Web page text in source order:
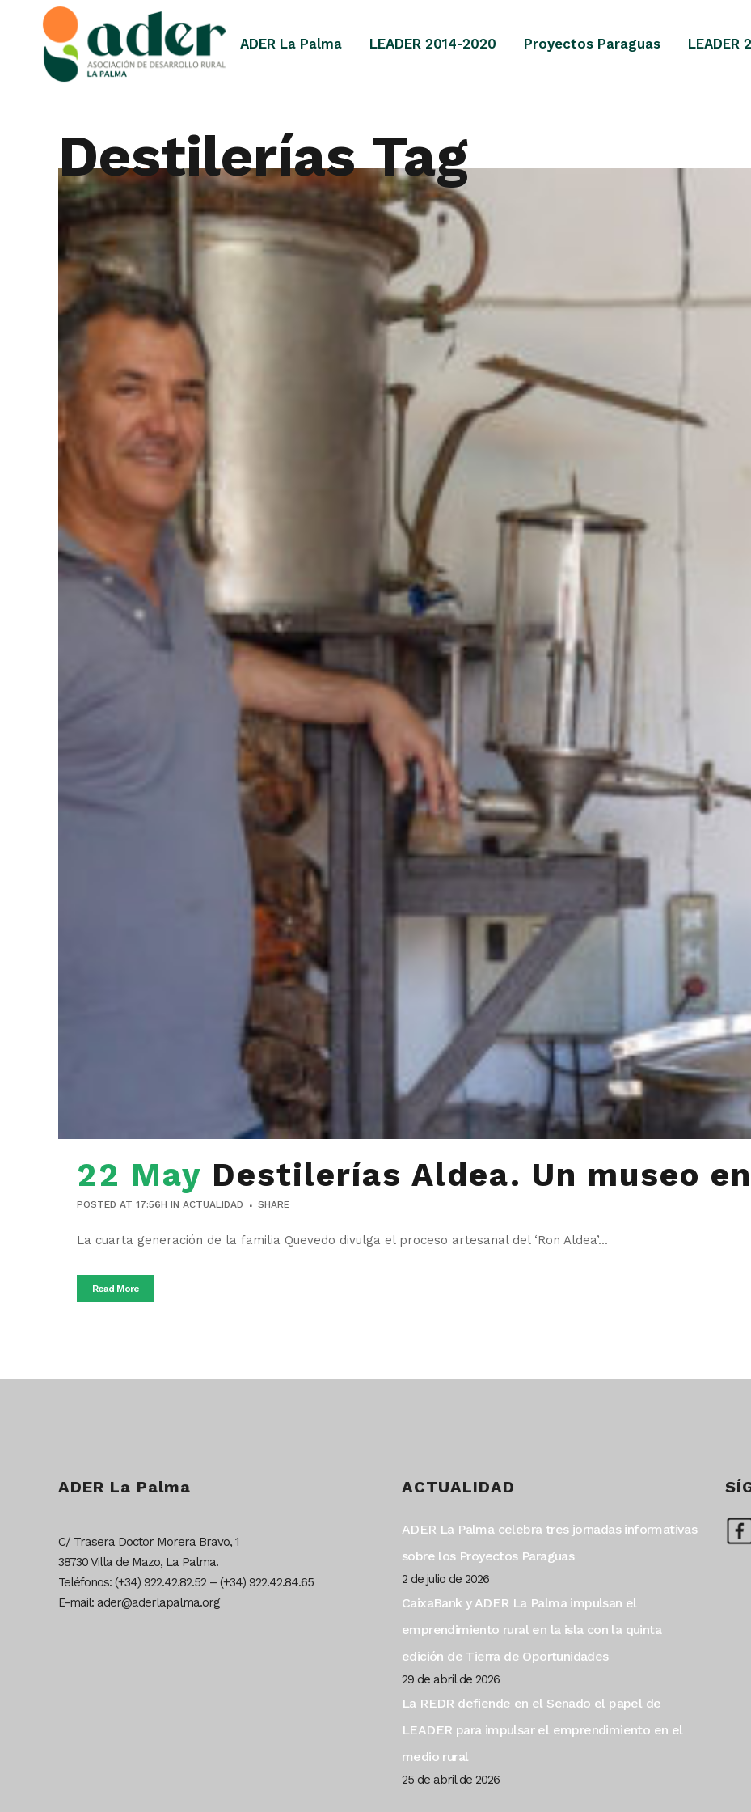
ADER La Palma LEADER 2014-2020 Proyectos Paraguas LEADER
Destilerías Tag
22 May Destilerías Aldea. Un museo
POSTED AT 17:56H IN ACTUALIDAD SHARE
La cuarta generación de la familia Quevedo divulga el proceso artesanal del ‘Ron Aldea’...
Read More
ADER La Palma
C/ Trasera Doctor Morera Bravo, 1
38730 Villa de Mazo, La Palma.
Teléfonos: (+34) 922.42.82.52 – (+34) 922.42.84.65
E-mail: ader@aderlapalma.org
ACTUALIDAD
ADER La Palma celebra tres jornadas informativas
sobre los Proyectos Paraguas
2 de julio de 2026
CaixaBank y ADER La Palma impulsan el
emprendimiento rural en la isla con la quinta
edición de Tierra de Oportunidades
29 de abril de 2026
La REDR defiende en el Senado el papel de
LEADER para impulsar el emprendimiento en el
medio rural
25 de abril de 2026